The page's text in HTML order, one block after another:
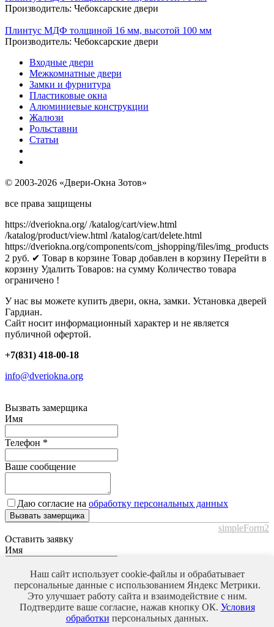
Производитель: Чебоксарские двери
Плинтус МДФ толщиной 16 мм, высотой 100 мм
Производитель: Чебоксарские двери
Входные двери
Межкомнатные двери
Замки и фурнитура
Пластиковые окна
Алюминиевые конструкции
Жалюзи
Рольставни
Статьи
© 2003-2026 «Двери-Окна Зотов»
все права защищены
https://dveriokna.org/ /katalog/cart/view.html
/katalog/product/view.html /katalog/cart/delete.html
https://dveriokna.org/components/com_jshopping/files/img_products
2 руб. ✔ Товар в корзине Товар добавлен в корзину Перейти в
корзину Удалить Товаров: на сумму Количество товара
ограничено !
У нас вы можете купить двери, окна, замки. Установка дверей
Гардиан.
Сайт носит информационный характер и не является
публичной офертой.
+7(831) 418-00-18
info@dveriokna.org
Вызвать замерщика
Имя
Телефон *
Ваше сообщение
Даю согласие на обработку персональных данных
Вызвать замерщика
simpleForm2
Оставить заявку
Имя
Телефон*
Ваше сообщение
Наш сайт использует cookie-файлы и обрабатывает
персональные данные с использованием Яндекс Метрики.
Это улучшает работу сайта и взаимодействие с ним.
Подтвердите ваше согласие, нажав кнопку ОК. Условия
обработки персональных данных.